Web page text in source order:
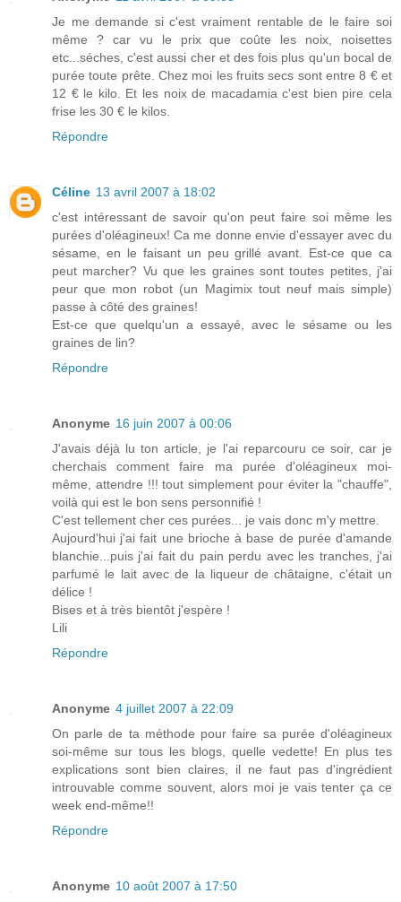
Je me demande si c'est vraiment rentable de le faire soi
même ? car vu le prix que coûte les noix, noisettes
etc...séches, c'est aussi cher et des fois plus qu'un bocal de
purée toute prête. Chez moi les fruits secs sont entre 8 € et
12 € le kilo. Et les noix de macadamia c'est bien pire cela
frise les 30 € le kilos.
Répondre
Céline 13 avril 2007 à 18:02
c'est intéressant de savoir qu'on peut faire soi même les
purées d'oléagineux! Ca me donne envie d'essayer avec du
sésame, en le faisant un peu grillé avant. Est-ce que ca
peut marcher? Vu que les graines sont toutes petites, j'ai
peur que mon robot (un Magimix tout neuf mais simple)
passe à côté des graines!
Est-ce que quelqu'un a essayé, avec le sésame ou les
graines de lin?
Répondre
Anonyme 16 juin 2007 à 00:06
J'avais déjà lu ton article, je l'ai reparcouru ce soir, car je
cherchais comment faire ma purée d'oléagineux moi-
même, attendre !!! tout simplement pour éviter la "chauffe",
voilà qui est le bon sens personnifié !
C'est tellement cher ces purées... je vais donc m'y mettre.
Aujourd'hui j'ai fait une brioche à base de purée d'amande
blanchie...puis j'ai fait du pain perdu avec les tranches, j'ai
parfumé le lait avec de la liqueur de châtaigne, c'était un
délice !
Bises et à très bientôt j'espère !
Lili
Répondre
Anonyme 4 juillet 2007 à 22:09
On parle de ta méthode pour faire sa purée d'oléagineux
soi-même sur tous les blogs, quelle vedette! En plus tes
explications sont bien claires, il ne faut pas d'ingrédient
introuvable comme souvent, alors moi je vais tenter ça ce
week end-même!!
Répondre
Anonyme 10 août 2007 à 17:50